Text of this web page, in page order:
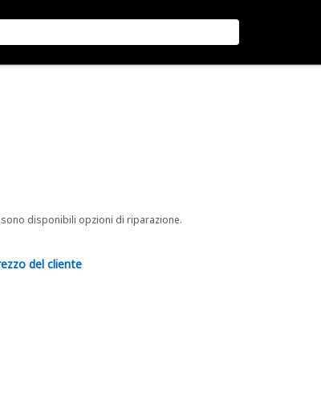
disponibili opzioni di riparazione.
del cliente